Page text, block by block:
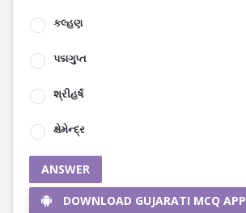
કલ્હણ
પદ્મગુપ્ત
શ્રીહર્ષ
ક્ષેમેન્દ્ર
ANSWER
DOWNLOAD GUJARATI MCQ APP